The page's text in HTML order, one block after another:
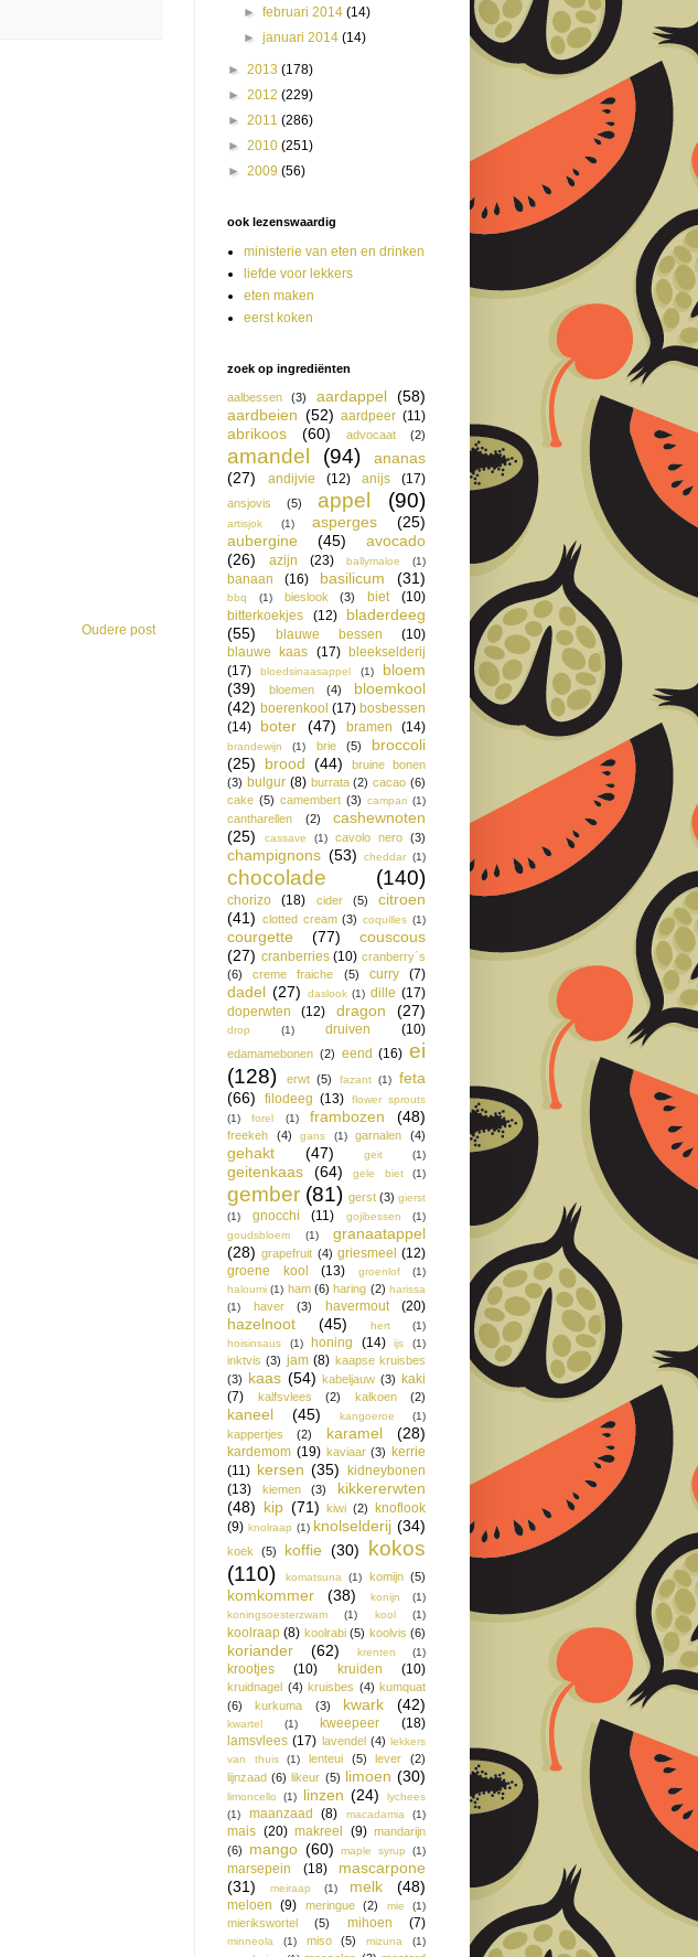
Oudere post
►februari 2014(14)
►januari 2014(14)
► 2013 (178)
► 2012 (229)
► 2011 (286)
► 2010 (251)
► 2009 (56)
ook lezenswaardig
ministerie van eten en drinken
liefde voor lekkers
eten maken
eerst koken
zoek op ingrediënten
aalbessen (3) aardappel (58)
aardbeien (52) aardpeer (11)
abrikoos (60) advocaat (2)
amandel (94)
ananas
(27)
andijvie (12) anijs (17)
ansjovis (5) appel (90)
artisjok (1) asperges
(25)
aubergine
(45)
avocado
(26)
azijn (23) ballymaloe (1)
banaan (16) basilicum (31)
bbq (1) bieslook (3) biet
(10)
bitterkoekjes
(12)
bladerdeeg
(55)
blauwe bessen
(10)
blauwe kaas (17) bleekselderij
(17)
bloedsinaasappel (1)
bloem
(39)
bloemen (4)
bloemkool
(42) boerenkool (17) bosbessen
(14)
boter (47) bramen (14)
brandewijn (1) brie (5)
broccoli
(25)
brood (44)
bruine bonen
(3) bulgur (8) burrata (2) cacao (6)
cake (5) camembert (3) campari (1)
cantharellen (2)
cashewnoten
(25)
cassave (1) cavolo nero (3)
champignons (53) cheddar (1)
chocolade (140)
chorizo (18) cider (5)
citroen
(41) clotted cream (3) coquilles (1)
courgette (77)
couscous
(27) cranberries (10) cranberry´s
(6)
creme fraiche (5) curry (7)
dadel (27) daslook (1) dille (17)
doperwten
(12) dragon (27)
drop (1) druiven (10)
edamamebonen (2) eend (16) ei
(128)
erwt (5) fazant (1)
feta
(66)
filodeeg (13)
flower sprouts
(1)
forel (1) frambozen (48)
freekeh (4) gans (1) garnalen (4)
gehakt (47) geit (1)
geitenkaas (64) gele biet (1)
gember (81) gerst (3) gierst
(1)
gnocchi (11) gojibessen
(1)
goudsbloem
(1)
granaatappel
(28) grapefruit (4) griesmeel (12)
groene kool
(13) groenlof
(1)
haloumi (1) ham (6) haring (2) harissa
(1)
haver (3) havermout (20)
hazelnoot (45) hert
(1)
hoisinsaus
(1) honing (14) ijs (1)
inktvis (3) jam (8) kaapse kruisbes
(3) kaas (54) kabeljauw (3) kaki
(7)
kalfsvlees (2) kalkoen (2)
kaneel (45) kangoeroe (1)
kappertjes (2) karamel (28)
kardemom (19) kaviaar (3) kerrie
(11) kersen (35) kidneybonen
(13)
kiemen (3)
kikkererwten
(48) kip (71) kiwi (2) knoflook
(9) knolraap (1) knolselderij (34)
koek (5) koffie (30)
kokos
(110)
komatsuna (1) komijn (5)
komkommer (38) konijn
(1)
koningsoesterzwam
(1) kool (1)
koolraap (8) koolrabi (5) koolvis (6)
koriander (62) krenten (1)
krootjes (10) kruiden (10)
kruidnagel (4) kruisbes (4) kumquat
(6)
kurkuma (3) kwark (42)
kwartel (1) kweepeer
(18)
lamsvlees (17) lavendel (4) lekkers
van thuis
(1) lenteui (5) lever
(2)
lijnzaad (6) likeur (5) limoen (30)
limoncello (1) linzen (24)
lychees
(1)
maanzaad (8) macadamia (1)
mais (20) makreel (9) mandarijn
(6)
mango (60) maple syrup (1)
marsepein (18)
mascarpone
(31)
meiraap (1) melk (48)
meloen (9) meringue (2) mie (1)
mierikswortel (5) mihoen (7)
minneola (1) miso (5) mizuna
(1)